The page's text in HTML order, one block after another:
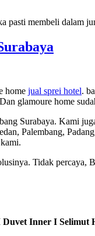
pasti membeli dalam
home jual sprei hotel.
glamoure home
Surabaya. Kami
Palembang,
Tidak
Inner I